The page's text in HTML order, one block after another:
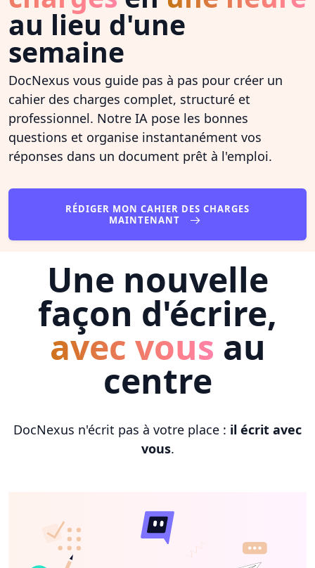
au lieu d'une
semaine
DocNexus vous guide pas à pas pour créer un
cahier des charges complet, structuré et
professionnel. Notre IA pose les bonnes
questions et organise instantanément vos
réponses dans un document prêt à l'emploi.
RÉDIGER MON CAHIER DES CHARGES
MAINTENANT
Une nouvelle
façon d'écrire,
avec vous au
centre
DocNexus n'écrit pas à votre place : il écrit avec
vous.